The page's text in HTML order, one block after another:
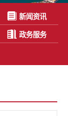
新闻资讯
政务服务